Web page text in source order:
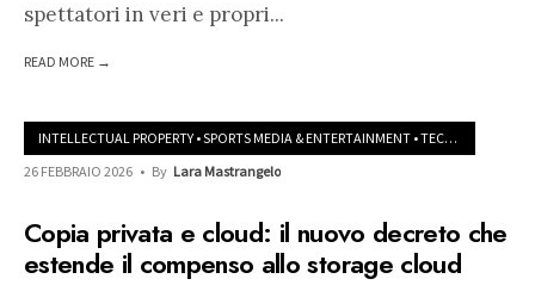
spettatori in veri e propri...
READ MORE →
INTELLECTUAL PROPERTY •SPORTS MEDIA & ENTERTAINMENT •TECHNOLOGY MEDIA & TELECOM
26 FEBBRAIO 2026 • By Lara Mastrangelo
Copia privata e cloud: il nuovo decreto che
estende il compenso allo storage cloud